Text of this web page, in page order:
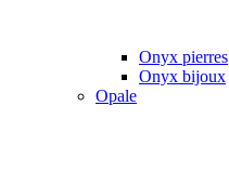
Onyx pierres
Onyx bijoux
Opale